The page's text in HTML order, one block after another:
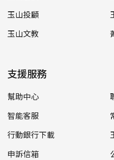
玉山投顧
玉山文教
支援服務
幫助中心
智能客服
行動銀行下載
申訴信箱